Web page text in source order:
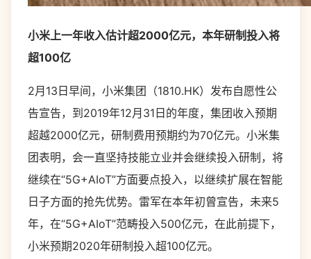
小米上一年收入估计超2000亿元，本年研制投入将
超100亿
2月13日早间，小米集团（1810.HK）发布自愿性公
告宣告，到2019年12月31日的年度，集团收入预期
超越2000亿元，研制费用预期约为70亿元。小米集
团表明，会一直坚持技能立业并会继续投入研制，将
继续在“5G+AIoT”方面要点投入，以继续扩展在智能
日子方面的抢先优势。雷军在本年初曾宣告，未来5
年，在“5G+AIoT”范畴投入500亿元，在此前提下，
小米预期2020年研制投入超100亿元。